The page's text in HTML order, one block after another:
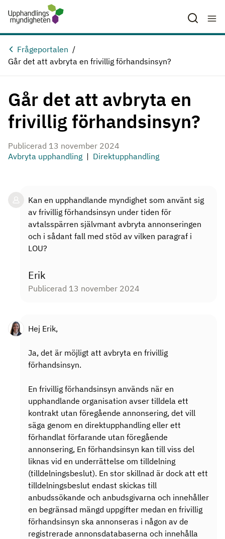
Hoppa till huvudinnehåll
Frågeportalen
Går det att avbryta en frivillig förhandsinsyn?
Går det att avbryta en
frivillig förhandsinsyn?
Publicerad 13 november 2024
Avbryta upphandling
Direktupphandling
Kan en upphandlande myndighet som använt sig
av frivillig förhandsinsyn under tiden för
avtalsspärren självmant avbryta annonseringen
och i sådant fall med stöd av vilken paragraf i
LOU?
Erik
Publicerad 13 november 2024
Hej Erik,
Ja, det är möjligt att avbryta en frivillig
förhandsinsyn.
En frivillig förhandsinsyn används när en
upphandlande organisation avser tilldela ett
kontrakt utan föregående annonsering, det vill
säga genom en direktupphandling eller ett
förhandlat förfarande utan föregående
annonsering, En förhandsinsyn kan till viss del
liknas vid en underrättelse om tilldelning
(tilldelningsbeslut). En stor skillnad är dock att ett
tilldelningsbeslut endast skickas till
anbudssökande och anbudsgivarna och innehåller
en begränsad mängd uppgifter medan en frivillig
förhandsinsyn ska annonseras i någon av de
registrerade annonsdatabaserna och innehålla